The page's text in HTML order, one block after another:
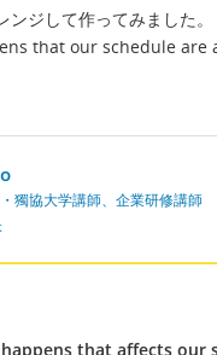
ジして作ってみました。
that our schedule
獨協大学講師、企業研修講師
that affects